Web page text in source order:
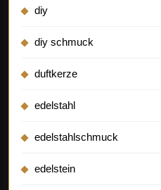
diy
diy schmuck
duftkerze
edelstahl
edelstahlschmuck
edelstein